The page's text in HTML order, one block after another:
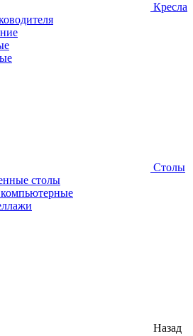
Кресла
Столы
столы
Назад